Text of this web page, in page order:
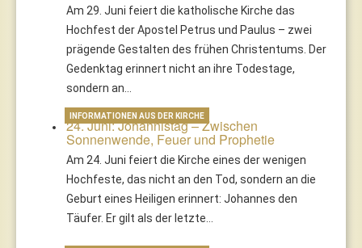
Am 29. Juni feiert die katholische Kirche das
Hochfest der Apostel Petrus und Paulus – zwei
prägende Gestalten des frühen Christentums. Der
Gedenktag erinnert nicht an ihre Todestage,
sondern an…
24. Juni: Johannistag – Zwischen
Sonnenwende, Feuer und Prophetie
Am 24. Juni feiert die Kirche eines der wenigen
Hochfeste, das nicht an den Tod, sondern an die
Geburt eines Heiligen erinnert: Johannes den
Täufer. Er gilt als der letzte…
INFORMATIONEN AUS DER KIRCHE